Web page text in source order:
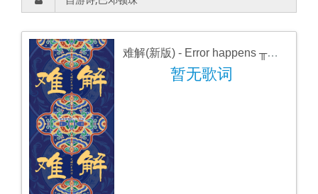
难解(新版) - Error happens ╥﹏╥
暂无歌词